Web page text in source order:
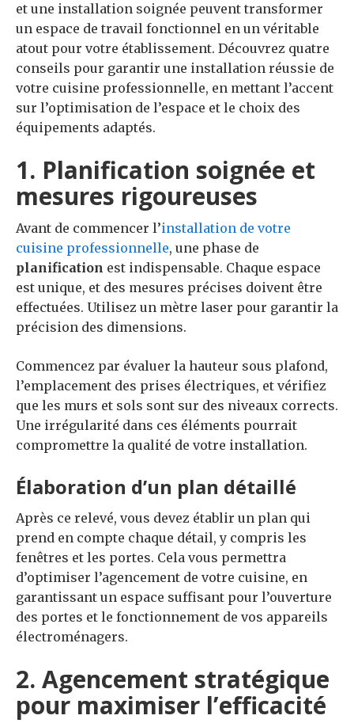
et une installation soignée peuvent transformer
un espace de travail fonctionnel en un véritable
atout pour votre établissement. Découvrez quatre
conseils pour garantir une installation réussie de
votre cuisine professionnelle, en mettant l’accent
sur l’optimisation de l’espace et le choix des
équipements adaptés.
1. Planification soignée et
mesures rigoureuses
Avant de commencer l’installation de votre
cuisine professionnelle, une phase de
planification est indispensable. Chaque espace
est unique, et des mesures précises doivent être
effectuées. Utilisez un mètre laser pour garantir la
précision des dimensions.
Commencez par évaluer la hauteur sous plafond,
l’emplacement des prises électriques, et vérifiez
que les murs et sols sont sur des niveaux corrects.
Une irrégularité dans ces éléments pourrait
compromettre la qualité de votre installation.
Élaboration d’un plan détaillé
Après ce relevé, vous devez établir un plan qui
prend en compte chaque détail, y compris les
fenêtres et les portes. Cela vous permettra
d’optimiser l’agencement de votre cuisine, en
garantissant un espace suffisant pour l’ouverture
des portes et le fonctionnement de vos appareils
électroménagers.
2. Agencement stratégique
pour maximiser l’efficacité